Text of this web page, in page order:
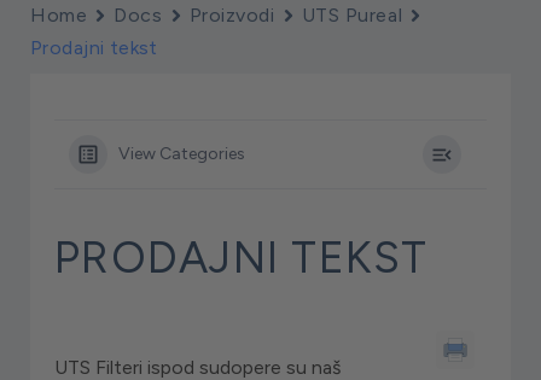
Home Docs Proizvodi
UTS Pureal
Prodajni tekst
View Categories
PRODAJNI TEKST
UTS Filteri ispod sudopere su naš